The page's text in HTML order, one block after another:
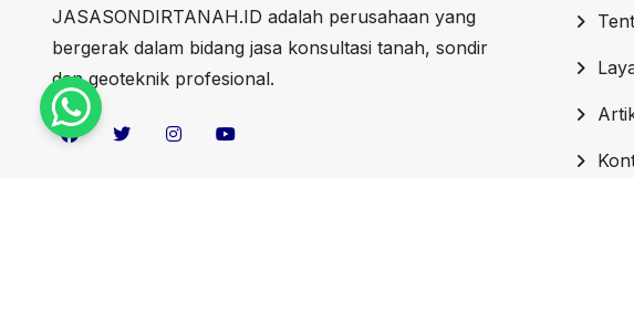
JASASONDIRTANAH.ID adalah perusahaan yang
bergerak dalam bidang jasa konsultasi tanah, sondir
dan geoteknik profesional.